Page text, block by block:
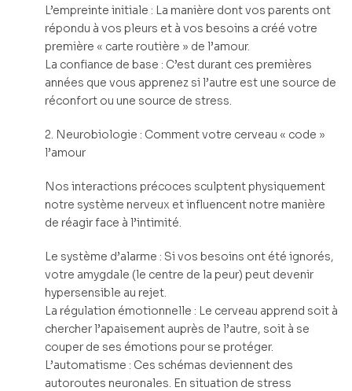
L’empreinte initiale : La manière dont vos parents ont
répondu à vos pleurs et à vos besoins a créé votre
première « carte routière » de l’amour.
La confiance de base : C’est durant ces premières
années que vous apprenez si l’autre est une source de
réconfort ou une source de stress.
2. Neurobiologie : Comment votre cerveau « code »
l’amour
Nos interactions précoces sculptent physiquement
notre système nerveux et influencent notre manière
de réagir face à l’intimité.
Le système d’alarme : Si vos besoins ont été ignorés,
votre amygdale (le centre de la peur) peut devenir
hypersensible au rejet.
La régulation émotionnelle : Le cerveau apprend soit à
chercher l’apaisement auprès de l’autre, soit à se
couper de ses émotions pour se protéger.
L’automatisme : Ces schémas deviennent des
autoroutes neuronales. En situation de stress